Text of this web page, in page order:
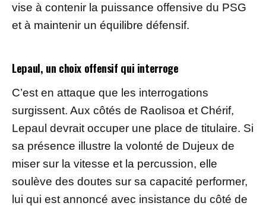
vise à contenir la puissance offensive du PSG
et à maintenir un équilibre défensif.
Lepaul, un choix offensif qui interroge
C’est en attaque que les interrogations
surgissent. Aux côtés de Raolisoa et Chérif,
Lepaul devrait occuper une place de titulaire. Si
sa présence illustre la volonté de Dujeux de
miser sur la vitesse et la percussion, elle
soulève des doutes sur sa capacité performer,
lui qui est annoncé avec insistance du côté de